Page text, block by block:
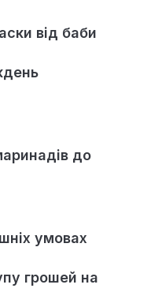
від баби
до
умовах
грошей на